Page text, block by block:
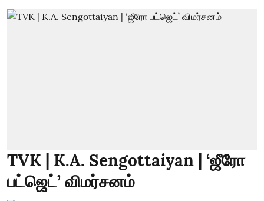
TVK | K.A. Sengottaiyan | ‘ஜீரோ
பட்ஜெட்’ விமர்சனம்